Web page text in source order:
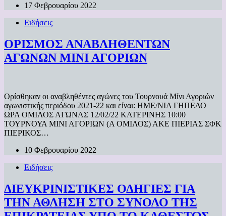
17 Φεβρουαρίου 2022
Ειδήσεις
ΟΡΙΣΜΟΣ ΑΝΑΒΛΗΘΕΝΤΩΝ
ΑΓΩΝΩΝ ΜΙΝΙ ΑΓΟΡΙΩΝ
Ορίσθηκαν οι αναβληθέντες αγώνες του Τουρνουά Μίνι Αγοριών
αγωνιστικής περιόδου 2021-22 και είναι: ΗΜΕ/ΝΙΑ ΓΗΠΕΔΟ
ΩΡΑ ΟΜΙΛΟΣ ΑΓΩΝΑΣ 12/02/22 ΚΑΤΕΡΙΝΗΣ 10:00
ΤΟΥΡΝΟΥΑ ΜΙΝΙ ΑΓΟΡΙΩΝ (Α ΟΜΙΛΟΣ) ΑΚΕ ΠΙΕΡΙΑΣ ΣΦΚ
ΠΙΕΡΙΚΟΣ…
10 Φεβρουαρίου 2022
Ειδήσεις
ΔΙΕΥΚΡΙΝΙΣΤΙΚΕΣ ΟΔΗΓΙΕΣ ΓΙΑ
ΤΗΝ ΑΘΛΗΣΗ ΣΤΟ ΣΥΝΟΛΟ ΤΗΣ